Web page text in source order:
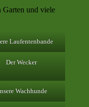
Garten und viele
Laufentenbande
Der Wecker
Wachhunde